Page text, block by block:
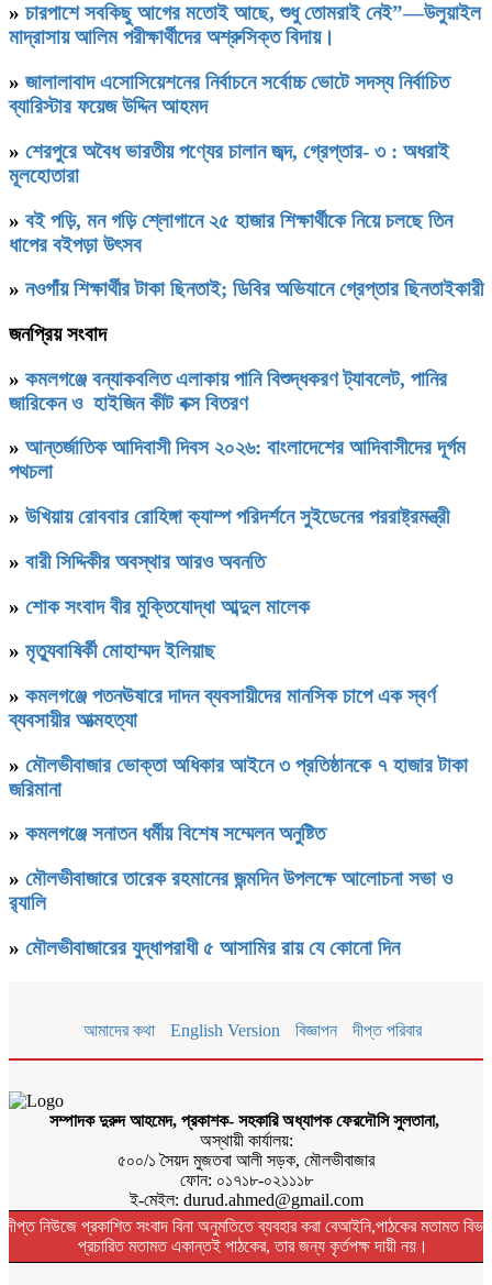
» চারপাশে সবকিছু আগের মতোই আছে, শুধু তোমরাই নেই”—উলুয়াইল
মাদ্রাসায় আলিম পরীক্ষার্থীদের অশ্রুসিক্ত বিদায়।
» জালালাবাদ এসোসিয়েশনের নির্বাচনে সর্বোচ্চ ভোটে সদস্য নির্বাচিত
ব্যারিস্টার ফয়েজ উদ্দিন আহমদ
» শেরপুরে অবৈধ ভারতীয় পণ্যের চালান জব্দ, গ্রেপ্তার- ৩ : অধরাই
মূলহোতারা
» বই পড়ি, মন গড়ি শ্লোগানে ২৫ হাজার শিক্ষার্থীকে নিয়ে চলছে তিন
ধাপের বইপড়া উৎসব
» নওগাঁয় শিক্ষার্থীর টাকা ছিনতাই; ডিবির অভিযানে গ্রেপ্তার ছিনতাইকারী
জনপ্রিয় সংবাদ
» কমলগঞ্জে বন্যাকবলিত এলাকায় পানি বিশুদ্ধকরণ ট্যাবলেট, পানির
জারিকেন ও হাইজিন কীট বক্স বিতরণ
» আন্তর্জাতিক আদিবাসী দিবস ২০২৬: বাংলাদেশের আদিবাসীদের দূর্গম
পথচলা
» উখিয়ায় রোববার রোহিঙ্গা ক্যাম্প পরিদর্শনে সুইডেনের পররাষ্ট্রমন্ত্রী
» বারী সিদ্দিকীর অবস্থার আরও অবনতি
» শোক সংবাদ বীর মুক্তিযোদ্ধা আব্দুল মালেক
» মৃত্যুবাষির্কী মোহাম্মদ ইলিয়াছ
» কমলগঞ্জে পতনঊষারে দাদন ব্যবসায়ীদের মানসিক চাপে এক স্বর্ণ
ব্যবসায়ীর আত্মহত্যা
» মৌলভীবাজার ভোক্তা অধিকার আইনে ৩ প্রতিষ্ঠানকে ৭ হাজার টাকা
জরিমানা
» কমলগঞ্জে সনাতন ধর্মীয় বিশেষ সম্মেলন অনুষ্টিত
» মৌলভীবাজারে তারেক রহমানের জন্মদিন উপলক্ষে আলোচনা সভা ও
র‌্যালি
» মৌলভীবাজারের যুদ্ধাপরাধী ৫ আসামির রায় যে কোনো দিন
আমাদের কথা English Version বিজ্ঞাপন দীপ্ত পরিবার
সম্পাদক দুরুদ আহমেদ, প্রকাশক- সহকারি অধ্যাপক ফেরদৌসি সুলতানা,
অস্থায়ী কার্যালয়:
৫০০/১ সৈয়দ মুজতবা আলী সড়ক, মৌলভীবাজার
ফোন: ০১৭১৮-০২১১১৮
ই-মেইল: durud.ahmed@gmail.com
দীপ্ত নিউজে প্রকাশিত সংবাদ বিনা অনুমতিতে ব্যবহার করা বেআইনি,পাঠকের মতামত
প্রচারিত মতামত একান্তই পাঠকের, তার জন্য কৃর্তপক্ষ দায়ী নয়।